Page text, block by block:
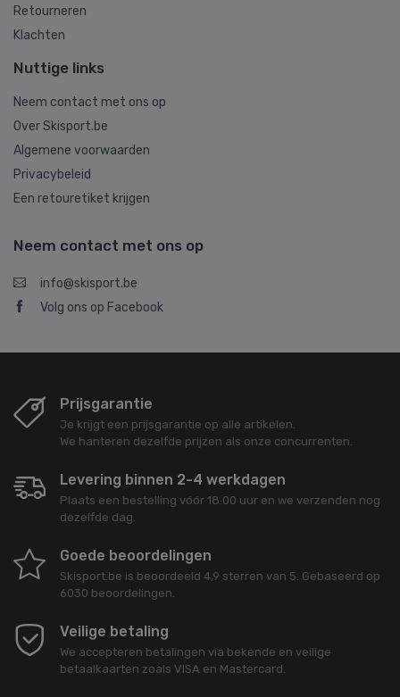
Retourneren
Klachten
Nuttige links
Neem contact met ons op
Over Skisport.be
Algemene voorwaarden
Privacybeleid
Een retouretiket krijgen
Neem contact met ons op
info@skisport.be
Volg ons op Facebook
Prijsgarantie
Je krijgt een prijsgarantie op alle artikelen.
We hanteren dezelfde prijzen als onze concurrenten.
Levering binnen 2-4 werkdagen
Plaats een bestelling vóór 18.00 uur en we verzenden nog
dezelfde dag.
Goede beoordelingen
Skisport.be is beoordeeld 4,9 sterren van 5. Gebaseerd op
6030 beoordelingen.
Veilige betaling
We accepteren betalingen via bekende en veilige
betaalkaarten zoals VISA en Mastercard.